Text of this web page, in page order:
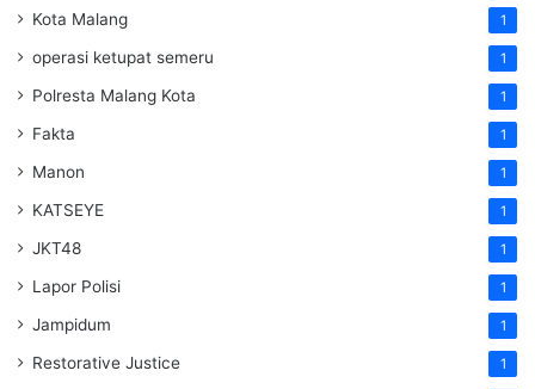
Kota Malang 1
operasi ketupat semeru 1
Polresta Malang Kota 1
Fakta 1
Manon 1
KATSEYE 1
JKT48 1
Lapor Polisi 1
Jampidum 1
Restorative Justice 1